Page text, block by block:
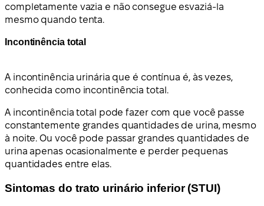
completamente vazia e não consegue esvaziá-la
mesmo quando tenta.
Incontinência total
A incontinência urinária que é contínua é, às vezes,
conhecida como incontinência total.
A incontinência total pode fazer com que você passe
constantemente grandes quantidades de urina, mesmo
à noite. Ou você pode passar grandes quantidades de
urina apenas ocasionalmente e perder pequenas
quantidades entre elas.
Sintomas do trato urinário inferior (STUI)